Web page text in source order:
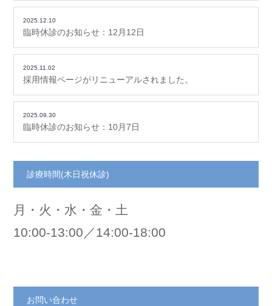
2025.12.10
臨時休診のお知らせ：12月12日
2025.11.02
採用情報ページがリニューアルされました。
2025.09.30
臨時休診のお知らせ：10月7日
診療時間(木日祝休診)
月・火・水・金・土
10:00-13:00／14:00-18:00
お問い合わせ